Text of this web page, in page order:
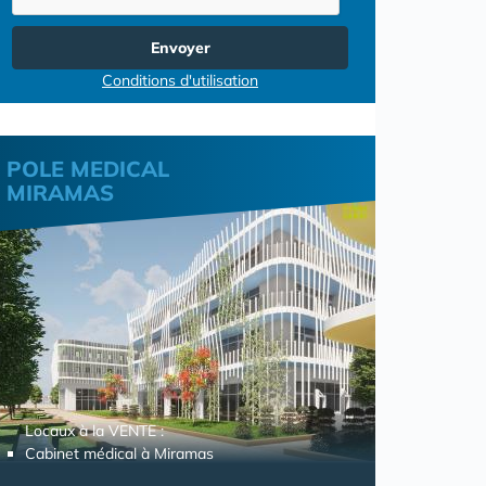
Envoyer
Conditions d'utilisation
POLE MEDICAL
MIRAMAS
Locaux à la VENTE :
Cabinet médical à Miramas